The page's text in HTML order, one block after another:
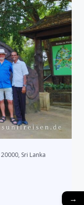
Sri Lanka
→